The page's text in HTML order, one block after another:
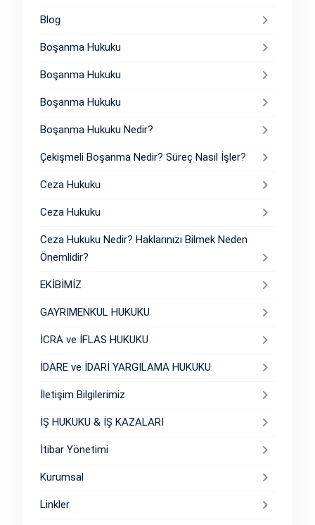
Blog
Boşanma Hukuku
Boşanma Hukuku
Boşanma Hukuku
Boşanma Hukuku Nedir?
Çekişmeli Boşanma Nedir? Süreç Nasıl İşler?
Ceza Hukuku
Ceza Hukuku
Ceza Hukuku Nedir? Haklarınızı Bilmek Neden
Önemlidir?
EKİBİMİZ
GAYRIMENKUL HUKUKU
İCRA ve İFLAS HUKUKU
İDARE ve İDARİ YARGILAMA HUKUKU
İletişim Bilgilerimiz
İŞ HUKUKU & İŞ KAZALARI
İtibar Yönetimi
Kurumsal
Linkler